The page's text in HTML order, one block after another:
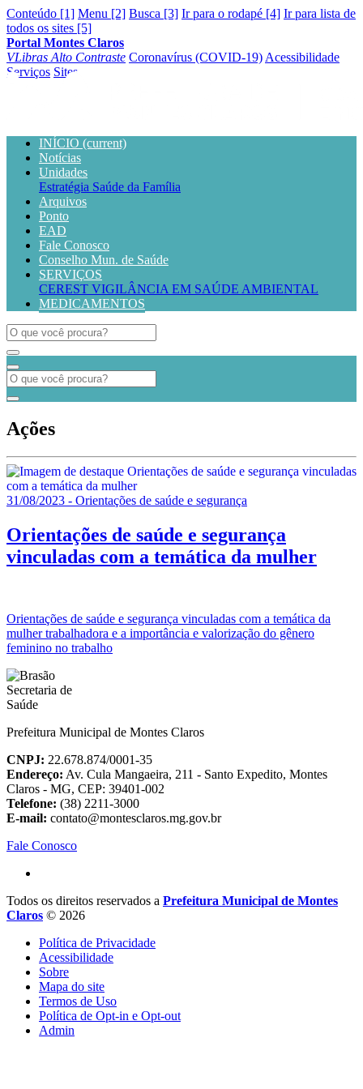
Conteúdo [1] Menu [2] Busca [3] Ir para o rodapé [4] Ir para lista de
todos os sites [5]
Portal Montes Claros
VLibras Alto Contraste Coronavírus (COVID-19) Acessibilidade
Serviços Sites
INÍCIO (current)
Notícias
Unidades
Estratégia Saúde da Família
Arquivos
Ponto
EAD
Fale Conosco
Conselho Mun. de Saúde
SERVIÇOS
CEREST VIGILÂNCIA EM SAÚDE AMBIENTAL
MEDICAMENTOS
Ações
31/08/2023 - Orientações de saúde e segurança
Orientações de saúde e segurança
vinculadas com a temática da mulher
Orientações de saúde e segurança vinculadas com a temática da
mulher trabalhadora e a importância e valorização do gênero
feminino no trabalho
Prefeitura Municipal de Montes Claros
CNPJ: 22.678.874/0001-35
Endereço: Av. Cula Mangaeira, 211 - Santo Expedito, Montes
Claros - MG, CEP: 39401-002
Telefone: (38) 2211-3000
E-mail: contato@montesclaros.mg.gov.br
Fale Conosco
Todos os direitos reservados a Prefeitura Municipal de Montes
Claros © 2026
Política de Privacidade
Acessibilidade
Sobre
Mapa do site
Termos de Uso
Política de Opt-in e Opt-out
Admin